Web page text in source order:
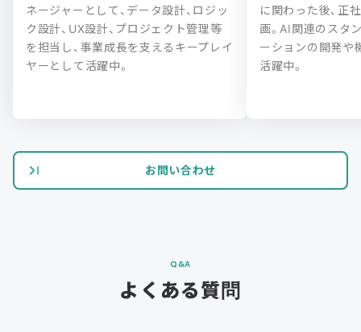
ネージャーとして、データ設計、ロジッ
ク設計、UX設計、プロジェクト管理等
を担当し、事業成長を支えるキープレイ
ヤーとして活躍中。
に関わった後、正
画。AI関連のスタ
ーションの開発や
活躍中。
お問い合わせ
Q&A
よくある質問